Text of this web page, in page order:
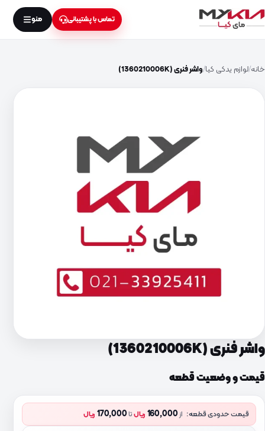
تماس با پشتیبانی منو
خانه لوازم یدکی کیا واشر فنری (1360210006K)
واشر فنری (1360210006K)
قیمت و وضعیت قطعه
قیمت حدودی قطعه: از160,000 ریالتا170,000 ریال